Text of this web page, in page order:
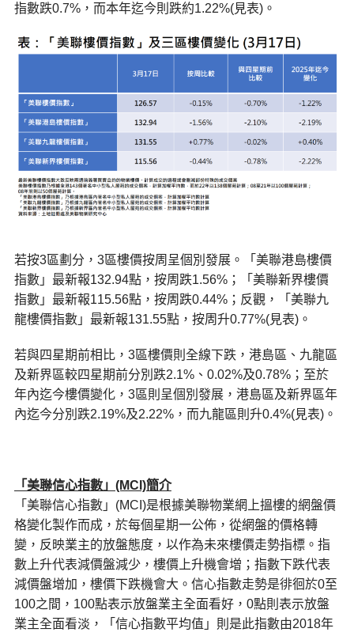
指數跌0.7%，而本年迄今則跌約1.22%(見表)。
若按3區劃分，3區樓價按周呈個別發展。「美聯港島樓價
指數」最新報132.94點，按周跌1.56%；「美聯新界樓價
指數」最新報115.56點，按周跌0.44%；反觀，「美聯九
龍樓價指數」最新報131.55點，按周升0.77%(見表)。
若與四星期前相比，3區樓價則全線下跌，港島區、九龍區
及新界區較四星期前分別跌2.1%、0.02%及0.78%；至於
年內迄今樓價變化，3區則呈個別發展，港島區及新界區年
內迄今分別跌2.19%及2.22%，而九龍區則升0.4%(見表)。
「美聯信心指數」(MCI)簡介
「美聯信心指數」(MCI)是根據美聯物業網上搵樓的網盤價
格變化製作而成，於每個星期一公佈，從網盤的價格轉
變，反映業主的放盤態度，以作為未來樓價走勢指標。指
數上升代表減價盤減少，樓價上升機會增；指數下跌代表
減價盤增加，樓價下跌機會大。信心指數走勢是徘徊於0至
100之間，100點表示放盤業主全面看好，0點則表示放盤
業主全面看淡，「信心指數平均值」則是此指數由2018年